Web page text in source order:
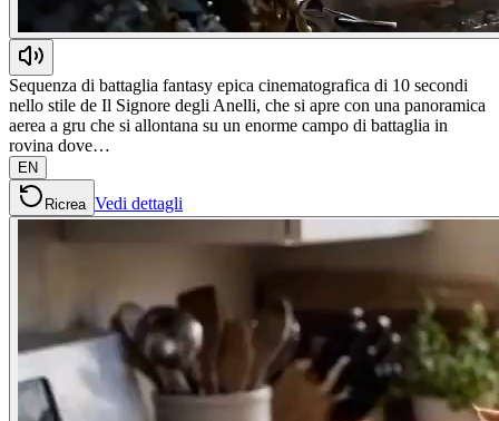
Sequenza di battaglia fantasy epica cinematografica di 10 secondi
nello stile de Il Signore degli Anelli, che si apre con una panoramica
aerea a gru che si allontana su un enorme campo di battaglia in
rovina dove…
EN
Ricrea Vedi dettagli